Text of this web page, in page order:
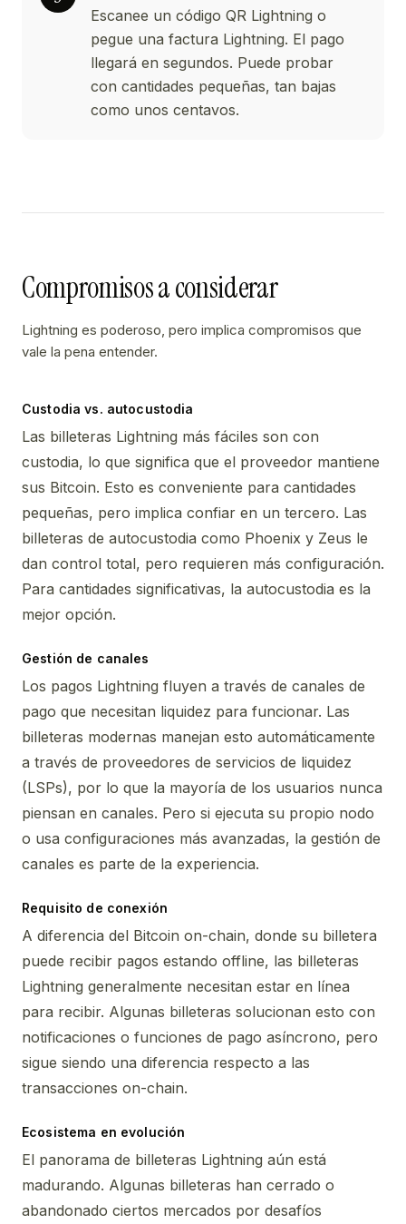
Escanee un código QR Lightning o
pegue una factura Lightning. El pago
llegará en segundos. Puede probar
con cantidades pequeñas, tan bajas
como unos centavos.
Compromisos a considerar
Lightning es poderoso, pero implica compromisos que
vale la pena entender.
Custodia vs. autocustodia
Las billeteras Lightning más fáciles son con
custodia, lo que significa que el proveedor mantiene
sus Bitcoin. Esto es conveniente para cantidades
pequeñas, pero implica confiar en un tercero. Las
billeteras de autocustodia como Phoenix y Zeus le
dan control total, pero requieren más configuración.
Para cantidades significativas, la autocustodia es la
mejor opción.
Gestión de canales
Los pagos Lightning fluyen a través de canales de
pago que necesitan liquidez para funcionar. Las
billeteras modernas manejan esto automáticamente
a través de proveedores de servicios de liquidez
(LSPs), por lo que la mayoría de los usuarios nunca
piensan en canales. Pero si ejecuta su propio nodo
o usa configuraciones más avanzadas, la gestión de
canales es parte de la experiencia.
Requisito de conexión
A diferencia del Bitcoin on-chain, donde su billetera
puede recibir pagos estando offline, las billeteras
Lightning generalmente necesitan estar en línea
para recibir. Algunas billeteras solucionan esto con
notificaciones o funciones de pago asíncrono, pero
sigue siendo una diferencia respecto a las
transacciones on-chain.
Ecosistema en evolución
El panorama de billeteras Lightning aún está
madurando. Algunas billeteras han cerrado o
abandonado ciertos mercados por desafíos